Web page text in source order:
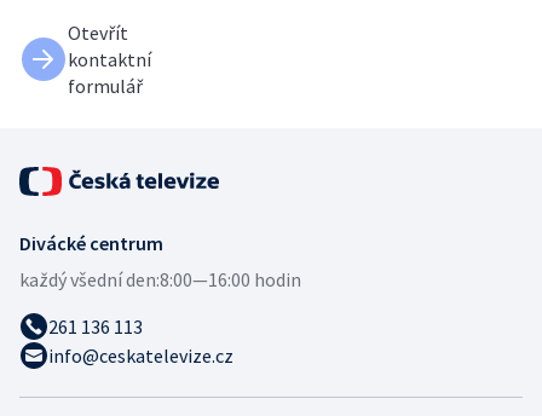
Otevřít
kontaktní
formulář
Divácké centrum
každý všední den:8:00—16:00 hodin
261 136 113
info@ceskatelevize.cz